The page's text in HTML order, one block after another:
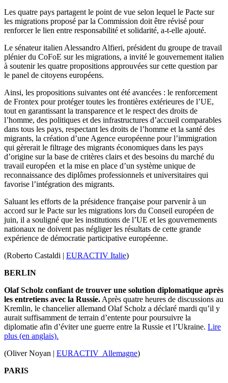
Les quatre pays partagent le point de vue selon lequel le Pacte sur
les migrations proposé par la Commission doit être révisé pour
renforcer le lien entre responsabilité et solidarité, a-t-elle ajouté.
Le sénateur italien Alessandro Alfieri, président du groupe de travail
plénier du CoFoE sur les migrations, a invité le gouvernement italien
à soutenir les quatre propositions approuvées sur cette question par
le panel de citoyens européens.
Ainsi, les propositions suivantes ont été avancées : le renforcement
de Frontex pour protéger toutes les frontières extérieures de l’UE,
tout en garantissant la transparence et le respect des droits de
l’homme, des politiques et des infrastructures d’accueil comparables
dans tous les pays, respectant les droits de l’homme et la santé des
migrants, la création d’une Agence européenne pour l’immigration
qui gèrerait le filtrage des migrants économiques dans les pays
d’origine sur la base de critères clairs et des besoins du marché du
travail européen et la mise en place d’un système unique de
reconnaissance des diplômes professionnels et universitaires qui
favorise l’intégration des migrants.
Saluant les efforts de la présidence française pour parvenir à un
accord sur le Pacte sur les migrations lors du Conseil européen de
juin, il a souligné que les institutions de l’UE et les gouvernements
nationaux ne doivent pas négliger les résultats de cette grande
expérience de démocratie participative européenne.
(Roberto Castaldi | EURACTIV Italie)
BERLIN
Olaf Scholz confiant de trouver une solution diplomatique après
les entretiens avec la Russie. Après quatre heures de discussions au
Kremlin, le chancelier allemand Olaf Scholz a déclaré mardi qu’il y
aurait suffisamment de terrain d’entente pour poursuivre la
diplomatie afin d’éviter une guerre entre la Russie et l’Ukraine. Lire
plus (en anglais).
(Oliver Noyan | EURACTIV Allemagne)
PARIS